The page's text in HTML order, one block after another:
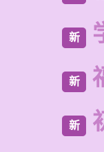
新
新
新